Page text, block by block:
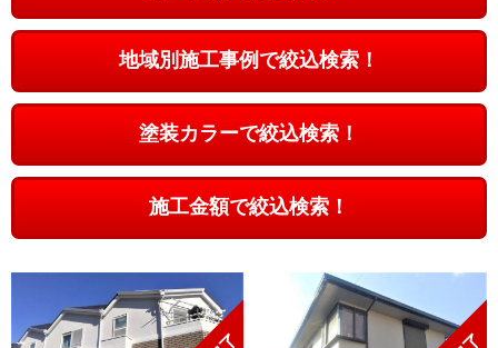
地域別施工事例で絞込検索！
塗装カラーで絞込検索！
施工金額で絞込検索！